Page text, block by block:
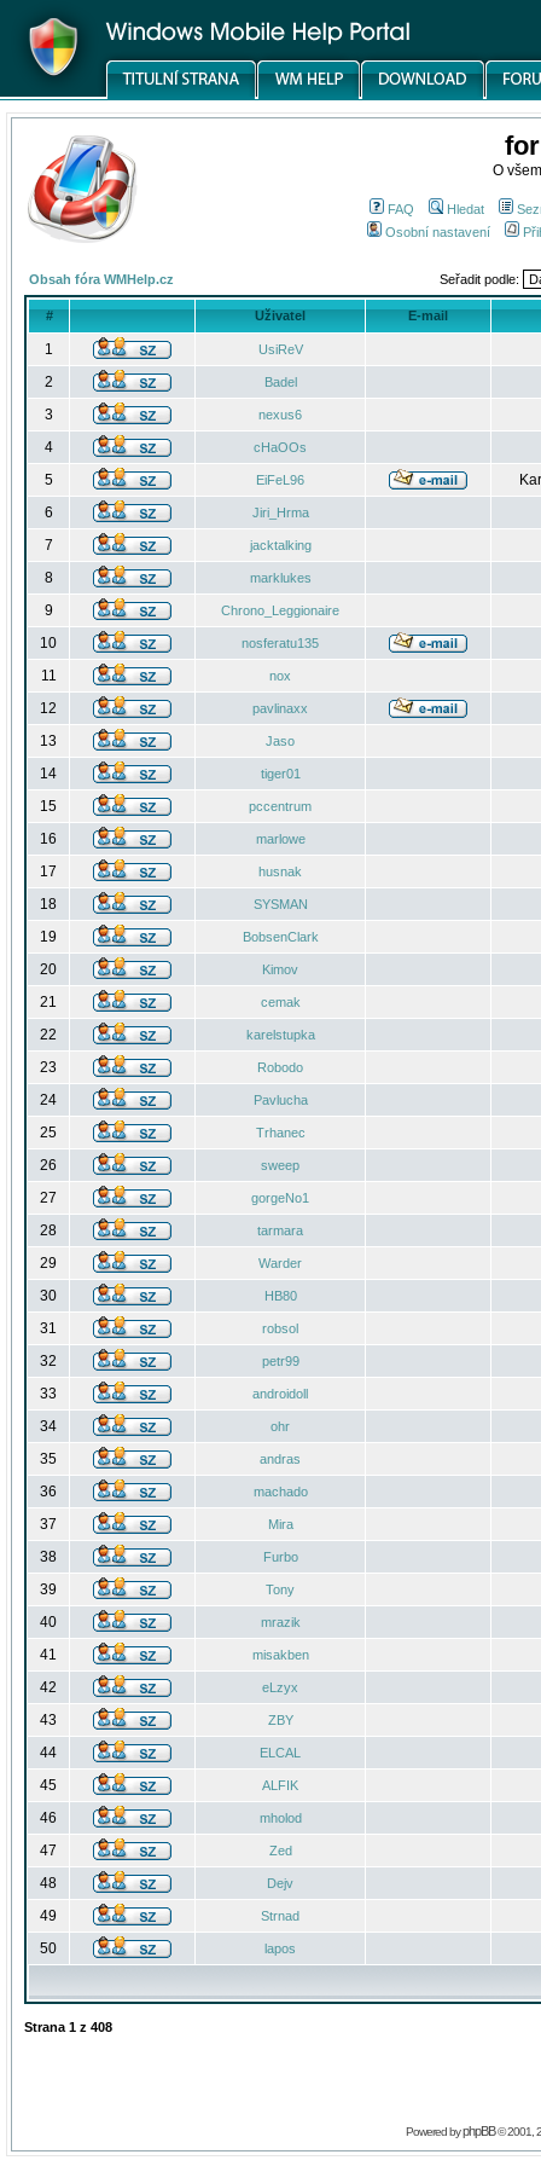
O
FAQ Hledat
Osobní nastavení
Obsah fóra WMHelp.cz Seřadit podle:
# Uživatel E-mail
1 UsiReV
2 Badel
3 nexus6
4 cHaOOs
5 EiFeL96
6
Jiri_Hrma
7 jacktalking
8 marklukes
9 Chrono_Leggionaire
10 nosferatu135
11 nox
12 pavlinaxx
13 Jaso
14 tiger01
15 pccentrum
16 marlowe
17 husnak
18 SYSMAN
19 BobsenClark
20 Kimov
21 cemak
22 karelstupka
23 Robodo
24 Pavlucha
25 Trhanec
26 sweep
27 gorgeNo1
28 tarmara
29 Warder
30 HB80
31 robsol
32 petr99
33 androidoll
34 ohr
35 andras
36 machado
37 Mira
38 Furbo
39 Tony
40 mrazik
41 misakben
42 eLzyx
43 ZBY
44 ELCAL
45 ALFIK
46 mholod
47 Zed
48 Dejv
49 Strnad
50 lapos
Strana 1 z 408
Powered byphpBB© 2001,